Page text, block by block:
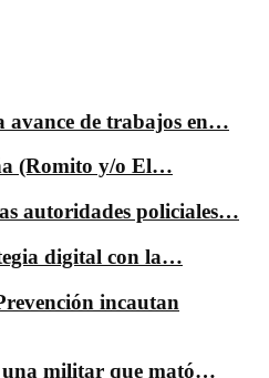
avance de trabajos en…
(Romito y/o El…
autoridades policiales…
digital con la…
incautan
militar que mató…